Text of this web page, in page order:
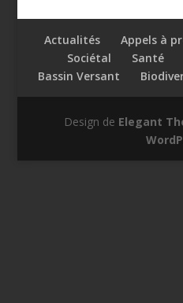
Actualités Appels à
Sociétal
Santé
Bassin Versant
Design de Elegant